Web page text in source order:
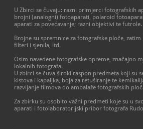
U Zbirci se čuvaju: razni primjerci fotografskih
brojni (analogni) fotoaparati, polaroid
aparati za povećavanje; razni objektivi te futrole.
Brojne su spremnice za fotografske ploče,
filteri i sjenila, itd.
Osim navedene fotografske opreme, značajno
lokalnih fotografa.
U zbirci se čuva široki raspon predmeta koji
kistova i kapaljka, boja za retuširanje te
razvijanje filmova do ambalaže fotografskih
Za zbirku su osobito važni predmeti koje su u
aparati i fotolaboratorijski pribor fotografa